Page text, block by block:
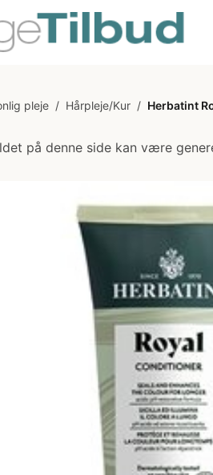
pleje / Hårpleje/Kur / Herbatint
på denne side kan være